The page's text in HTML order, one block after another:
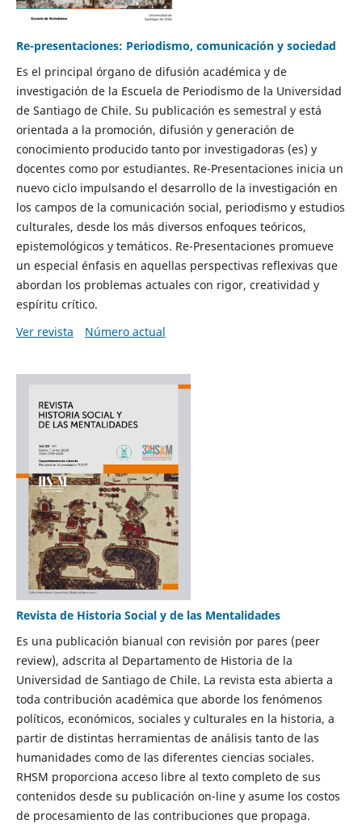
Re-presentaciones: Periodismo, comunicación y sociedad
Es el principal órgano de difusión académica y de
investigación de la Escuela de Periodismo de la Universidad
de Santiago de Chile. Su publicación es semestral y está
orientada a la promoción, difusión y generación de
conocimiento producido tanto por investigadoras (es) y
docentes como por estudiantes. Re-Presentaciones inicia un
nuevo ciclo impulsando el desarrollo de la investigación en
los campos de la comunicación social, periodismo y estudios
culturales, desde los más diversos enfoques teóricos,
epistemológicos y temáticos. Re-Presentaciones promueve
un especial énfasis en aquellas perspectivas reflexivas que
abordan los problemas actuales con rigor, creatividad y
espíritu crítico.
Ver revista
Número actual
Revista de Historia Social y de las Mentalidades
Es una publicación bianual con revisión por pares (peer
review), adscrita al Departamento de Historia de la
Universidad de Santiago de Chile. La revista esta abierta a
toda contribución académica que aborde los fenómenos
políticos, económicos, sociales y culturales en la historia, a
partir de distintas herramientas de análisis tanto de las
humanidades como de las diferentes ciencias sociales.
RHSM proporciona acceso libre al texto completo de sus
contenidos desde su publicación on-line y asume los costos
de procesamiento de las contribuciones que propaga.